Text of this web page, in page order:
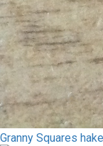
Granny Squares